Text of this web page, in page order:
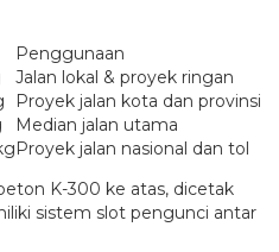
Penggunaan
Jalan lokal & proyek ringan
Proyek jalan kota dan provinsi
Median jalan utama
Proyek jalan nasional dan tol
K-300 ke atas, dicetak
sistem slot pengunci antar